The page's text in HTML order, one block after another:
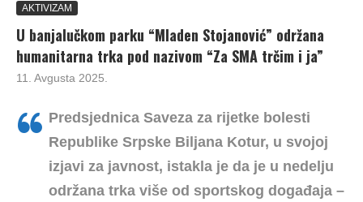
AKTIVIZAM
U banjalučkom parku “Mladen Stojanović” održana
humanitarna trka pod nazivom “Za SMA trčim i ja”
11. Avgusta 2025.
Predsjednica Saveza za rijetke bolesti
Republike Srpske Biljana Kotur, u svojoj
izjavi za javnost, istakla je da je u nedelju
održana trka više od sportskog događaja –